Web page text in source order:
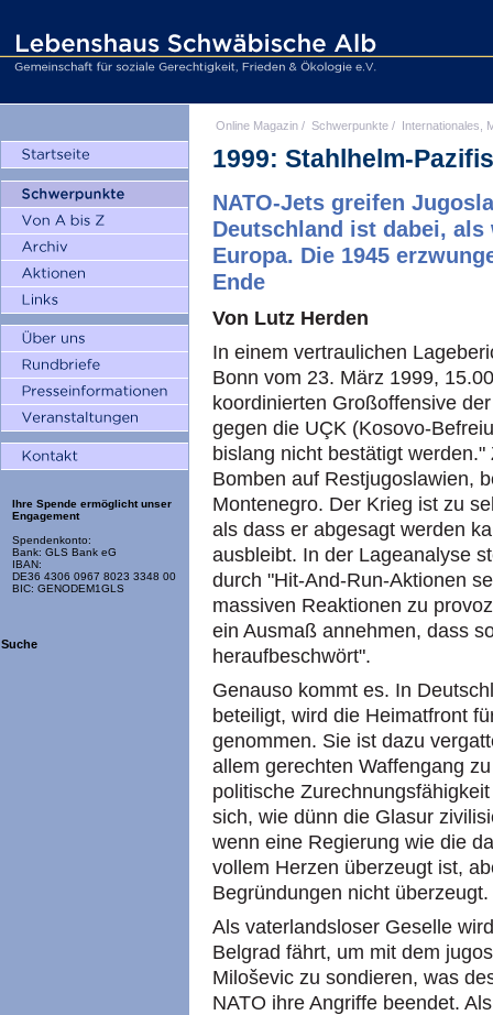
Ihre Spende ermöglicht unser
Engagement
Spendenkonto:
Bank: GLS Bank eG
IBAN:
DE36 4306 0967 8023 3348 00
BIC: GENODEM1GLS
Suche
Online Magazin / Schwerpunkte / Internationales,
1999: Stahlhelm-
NATO-Jets greifen
Deutschland ist dabei,
Europa. Die 1945
Ende
Von Lutz Herden
In einem vertraulichen
Bonn vom 23. März 1999,
koordinierten Großoffensive
gegen die UÇK (Kosovo-
bislang nicht bestätigt
Bomben auf Restjugoslawien,
Montenegro. Der Krieg ist zu
als dass er abgesagt werden
ausbleibt. In der Lageanalyse
durch "Hit-And-Run-Aktionen
massiven Reaktionen zu
ein Ausmaß annehmen, dass
heraufbeschwört".
Genauso kommt es. In
beteiligt, wird die Heimatfront
genommen. Sie ist dazu
allem gerechten Waffengang
politische
sich, wie dünn die Glasur
wenn eine Regierung wie die
vollem Herzen überzeugt ist,
Begründungen nicht überzeugt.
Als vaterlandsloser Geselle
Belgrad fährt, um mit dem
Miloševic zu sondieren, was
NATO ihre Angriffe beendet.